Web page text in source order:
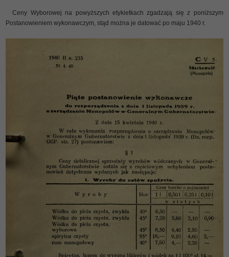
Ceny Wyborowej na powyższych etykietkach zgadzają się z poniższym
Postanowieniem wykonawczym, stąd można je datować po maju 1940 r.